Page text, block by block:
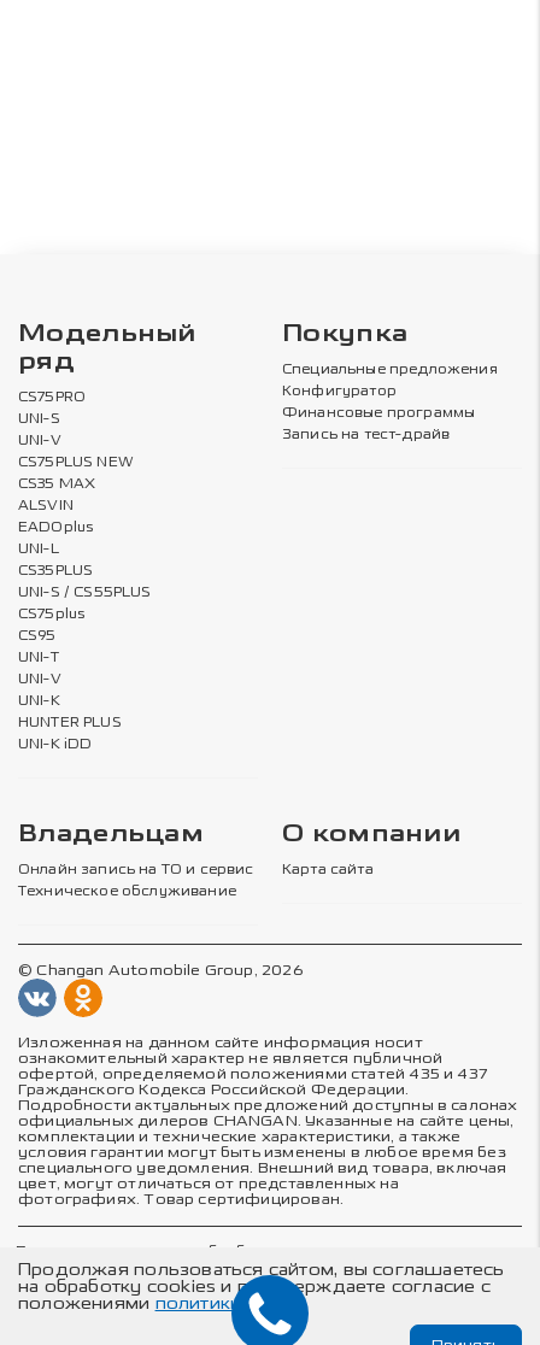
Модельный
ряд
CS75PRO
UNI-S
UNI-V
CS75PLUS NEW
CS35 MAX
ALSVIN
EADOplus
UNI-L
CS35PLUS
UNI-S / CS55PLUS
CS75plus
CS95
UNI-T
UNI-V
UNI-K
HUNTER PLUS
UNI-K iDD
Покупка
Специальные предложения
Конфигуратор
Финансовые программы
Запись на тест-драйв
Владельцам
Онлайн запись на ТО и сервис
Техническое обслуживание
О компании
Карта сайта
© Changan Automobile Group, 2026
Изложенная на данном сайте информация носит
ознакомительный характер не является публичной
офертой, определяемой положениями статей 435 и 437
Гражданского Кодекса Российской Федерации.
Подробности актуальных предложений доступны в салонах
официальных дилеров CHANGAN. Указанные на сайте цены,
комплектации и технические характеристики, а также
условия гарантии могут быть изменены в любое время без
специального уведомления. Внешний вид товара, включая
цвет, могут отличаться от представленных на
фотографиях. Товар сертифицирован.
Политика в отношении обработки персональных данных
Политика конфиденциальности
Согласие на обработку персональных данных
Соглашение об использовании cookie-файлов
Продолжая пользоваться сайтом, вы соглашаетесь
на обработку cookies и подтверждаете согласие с
положениями политики